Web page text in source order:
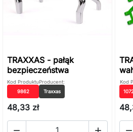
TRAXXAS - pałąk
bezpieczeństwa
Kod Produktu
9862
Producent:
Traxxas
48,33 zł
Kod